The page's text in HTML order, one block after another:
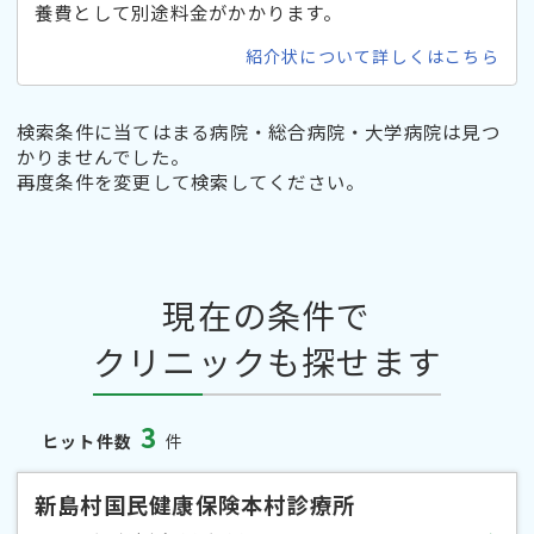
養費として別途料金がかかります。
紹介状について詳しくはこちら
検索条件に当てはまる病院・総合病院・大学病院は見つ
かりませんでした。
再度条件を変更して検索してください。
現在の条件で
クリニックも探せます
ヒット件数 3 件
新島村国民健康保険本村診療所